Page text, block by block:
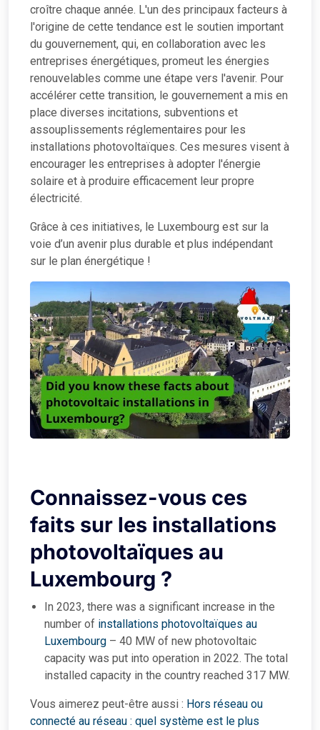
croître chaque année. L'un des principaux facteurs à
l'origine de cette tendance est le soutien important
du gouvernement, qui, en collaboration avec les
entreprises énergétiques, promeut les énergies
renouvelables comme une étape vers l'avenir. Pour
accélérer cette transition, le gouvernement a mis en
place diverses incitations, subventions et
assouplissements réglementaires pour les
installations photovoltaïques. Ces mesures visent à
encourager les entreprises à adopter l'énergie
solaire et à produire efficacement leur propre
électricité.
Grâce à ces initiatives, le Luxembourg est sur la
voie d’un avenir plus durable et plus indépendant
sur le plan énergétique !
Connaissez-vous ces
faits sur les installations
photovoltaïques au
Luxembourg ?
In 2023, there was a significant increase in the
number of installations photovoltaïques au
Luxembourg – 40 MW of new photovoltaic
capacity was put into operation in 2022. The total
installed capacity in the country reached 317 MW.
Vous aimerez peut-être aussi : Hors réseau ou
connecté au réseau : quel système est le plus